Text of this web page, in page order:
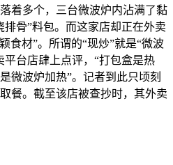
着多个，三台微波炉内沾满了黏
骨”料包。而这家店却正在外卖
食材”。所谓的“现炒”就是“微波
台店肆上点评，“打包盒是热
微波炉加热”。记者到此只顷刻
餐。截至该店被查抄时，其外卖